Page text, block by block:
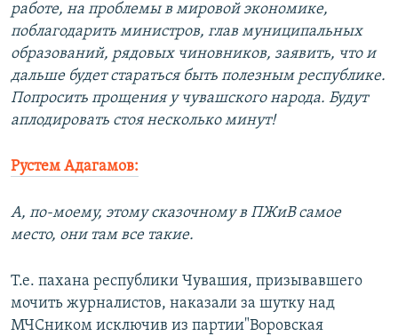
работе, на проблемы в мировой экономике,
поблагодарить министров, глав муниципальных
образований, рядовых чиновников, заявить, что и
дальше будет стараться быть полезным республике.
Попросить прощения у чувашского народа. Будут
аплодировать стоя несколько минут!
Рустем Адагамов:
А, по-моему, этому сказочному в ПЖиВ самое
место, они там все такие.
Т.е. пахана республики Чувашия, призывавшего
мочить журналистов, наказали за шутку над
МЧСником исключив из партии"Воровская